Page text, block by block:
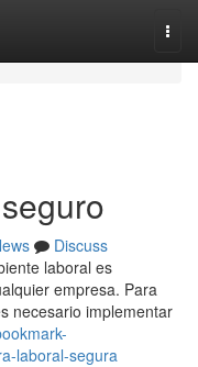
Discuss
laboral es
empresa. Para
necesario implementar
laboral-segura